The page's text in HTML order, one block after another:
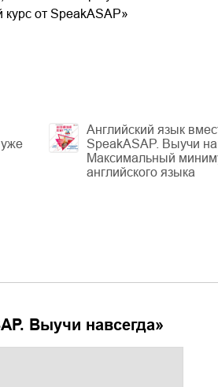
от SpeakASAP»
уже
Английский язык
SpeakASAP. Выучи
Максимальный
английского языка
Выучи навсегда»